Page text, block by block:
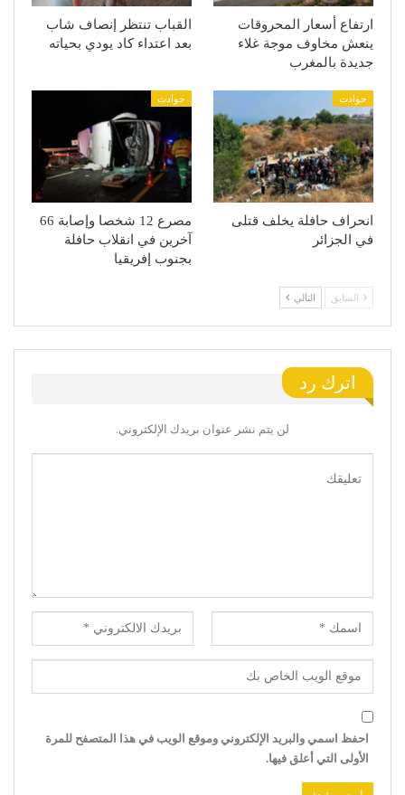
ارتفاع أسعار المحروقات
ينعش مخاوف موجة غلاء
جديدة بالمغرب
القباب تنتظر إنصاف شاب
بعد اعتداء كاد يودي بحياته
حوادث
انحراف حافلة يخلف قتلى
في الجزائر
حوادث
مصرع 12 شخصا وإصابة 66
آخرين في انقلاب حافلة
بجنوب إفريقيا
السابق التالي
اترك رد
لن يتم نشر عنوان بريدك الإلكتروني.
احفظ اسمي والبريد الإلكتروني وموقع الويب في هذا المتصفح للمرة
الأولى التي أعلق فيها.